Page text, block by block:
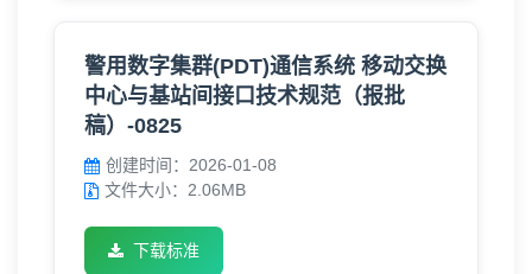
警用数字集群(PDT)通信系统 移动交换
中心与基站间接口技术规范（报批
稿）-0825
创建时间：2026-01-08
文件大小：2.06MB
下载标准